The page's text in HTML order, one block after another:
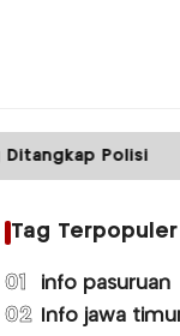
Hari
Tag Terpopuler
01 info pasuruan
02 Info jawa